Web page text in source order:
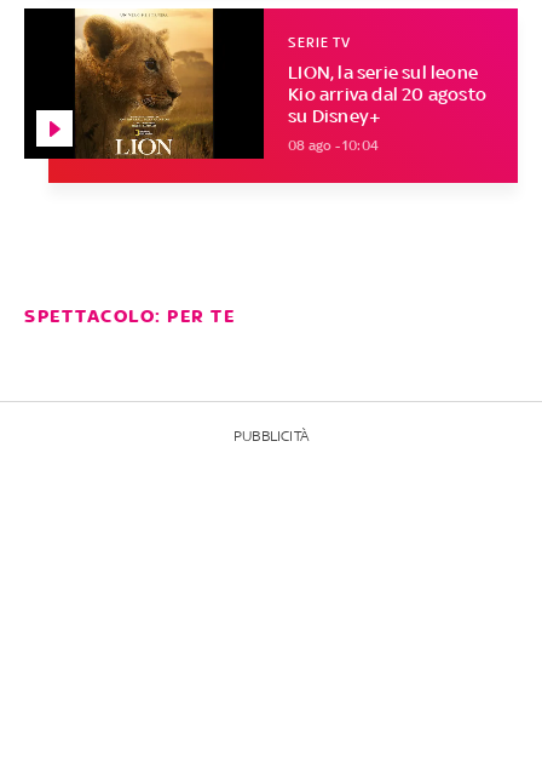
LION, la serie sul leone
Kio arriva dal 20 agosto
su Disney+
SERIE TV
08 ago - 10:04
SPETTACOLO: PER TE
PUBBLICITÀ